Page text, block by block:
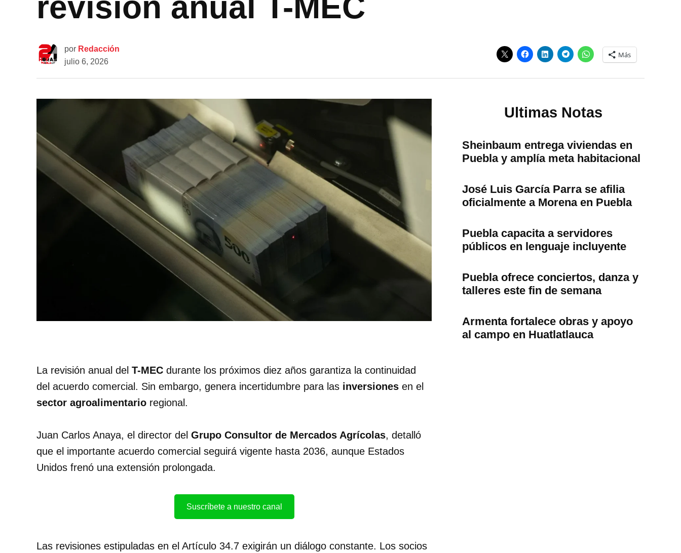
por Redacción
julio 6, 2026
Más
La revisión anual del T-MEC durante los próximos diez años garantiza la continuidad
del acuerdo comercial. Sin embargo, genera incertidumbre para las inversiones en el
sector agroalimentario regional.
Juan Carlos Anaya, el director del Grupo Consultor de Mercados Agrícolas, detalló
que el importante acuerdo comercial seguirá vigente hasta 2036, aunque Estados
Unidos frenó una extensión prolongada.
Suscríbete a nuestro canal
Las revisiones estipuladas en el Artículo 34.7 exigirán un diálogo constante. Los socios
Ultimas Notas
Sheinbaum entrega viviendas en
Puebla y amplía meta habitacional
José Luis García Parra se afilia
oficialmente a Morena en Puebla
Puebla capacita a servidores
públicos en lenguaje incluyente
Puebla ofrece conciertos, danza y
talleres este fin de semana
Armenta fortalece obras y apoyo
al campo en Huatlatlauca